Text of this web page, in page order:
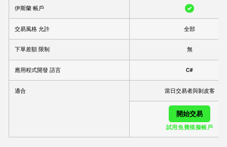
伊斯蘭 帳戶
交易風格 允許
下單差額 限制
應用程式開發 語言
適合
全部
無
C#
當日交易者與剝皮客
開始交易
試用免費模擬帳戶